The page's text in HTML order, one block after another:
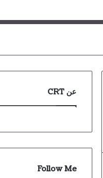
عن CRT
Follow Me